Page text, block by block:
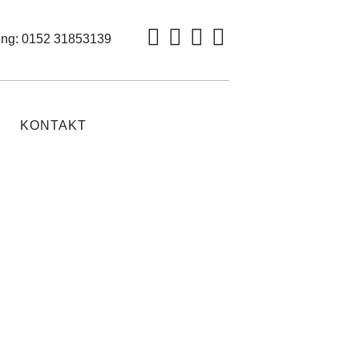
0152 31853139
KONTAKT